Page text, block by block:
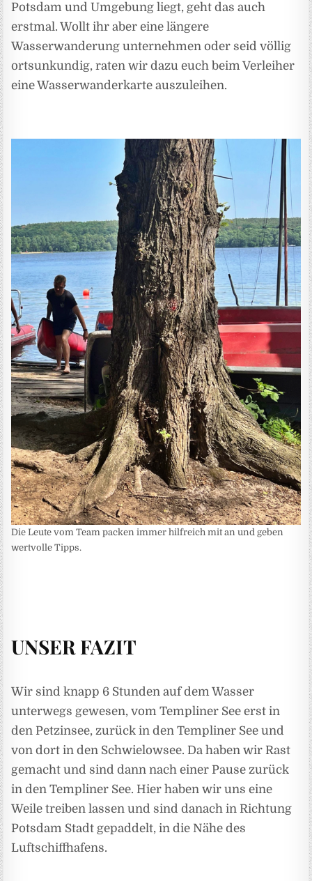
Potsdam und Umgebung liegt, geht das auch
erstmal. Wollt ihr aber eine längere
Wasserwanderung unternehmen oder seid völlig
ortsunkundig, raten wir dazu euch beim Verleiher
eine Wasserwanderkarte auszuleihen.
Die Leute vom Team packen immer hilfreich mit an und geben
wertvolle Tipps.
UNSER FAZIT
Wir sind knapp 6 Stunden auf dem Wasser
unterwegs gewesen, vom Templiner See erst in
den Petzinsee, zurück in den Templiner See und
von dort in den Schwielowsee. Da haben wir Rast
gemacht und sind dann nach einer Pause zurück
in den Templiner See. Hier haben wir uns eine
Weile treiben lassen und sind danach in Richtung
Potsdam Stadt gepaddelt, in die Nähe des
Luftschiffhafens.